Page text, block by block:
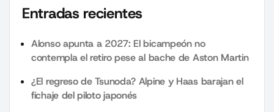
Entradas recientes
Alonso apunta a 2027: El bicampeón no
contempla el retiro pese al bache de Aston Martin
¿El regreso de Tsunoda? Alpine y Haas barajan el
fichaje del piloto japonés